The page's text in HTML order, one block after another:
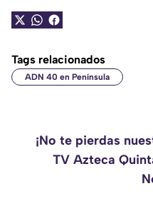
Tags relacionados
ADN 40 en Península
¡No te pierdas
TV Azteca